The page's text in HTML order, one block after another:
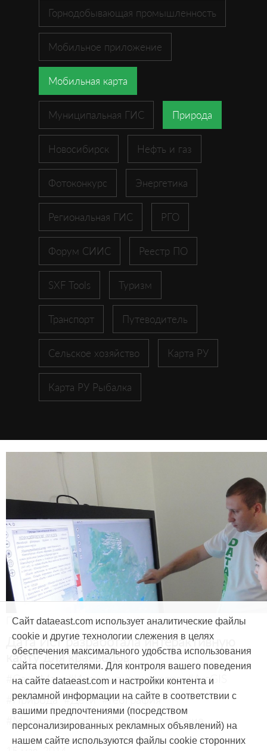
Горнодобывающая промышленность
Мобильное приложение
Мобильная карта
Муниципальная ГИС Природа
Новосибирск Нефть и газ
Фотоконкурс Энергетика
Региональная ГИС РГО
Форум СИИС Реестр ПО
SXF Tools Туризм
Транспорт Путеводитель
Сельское хозяйство Карта РУ
Карта РУ Рыбалка
Продукты и услуги
Дата Ист разработала интерактивную
карту для краеведов
#CarryMap #Интерактивная карта #ArcGIS
#Природа #Дети #География
#Мобильная карта #Веб-приложение
Сайт dataeast.com использует аналитические файлы
cookie и другие технологии слежения в целях
обеспечения максимального удобства использования
сайта посетителями. Для контроля вашего поведения
на сайте dataeast.com и настройки контента и
рекламной информации на сайте в соответствии с
вашими предпочтениями (посредством
персонализированных рекламных объявлений) на
нашем сайте используются файлы cookie сторонних